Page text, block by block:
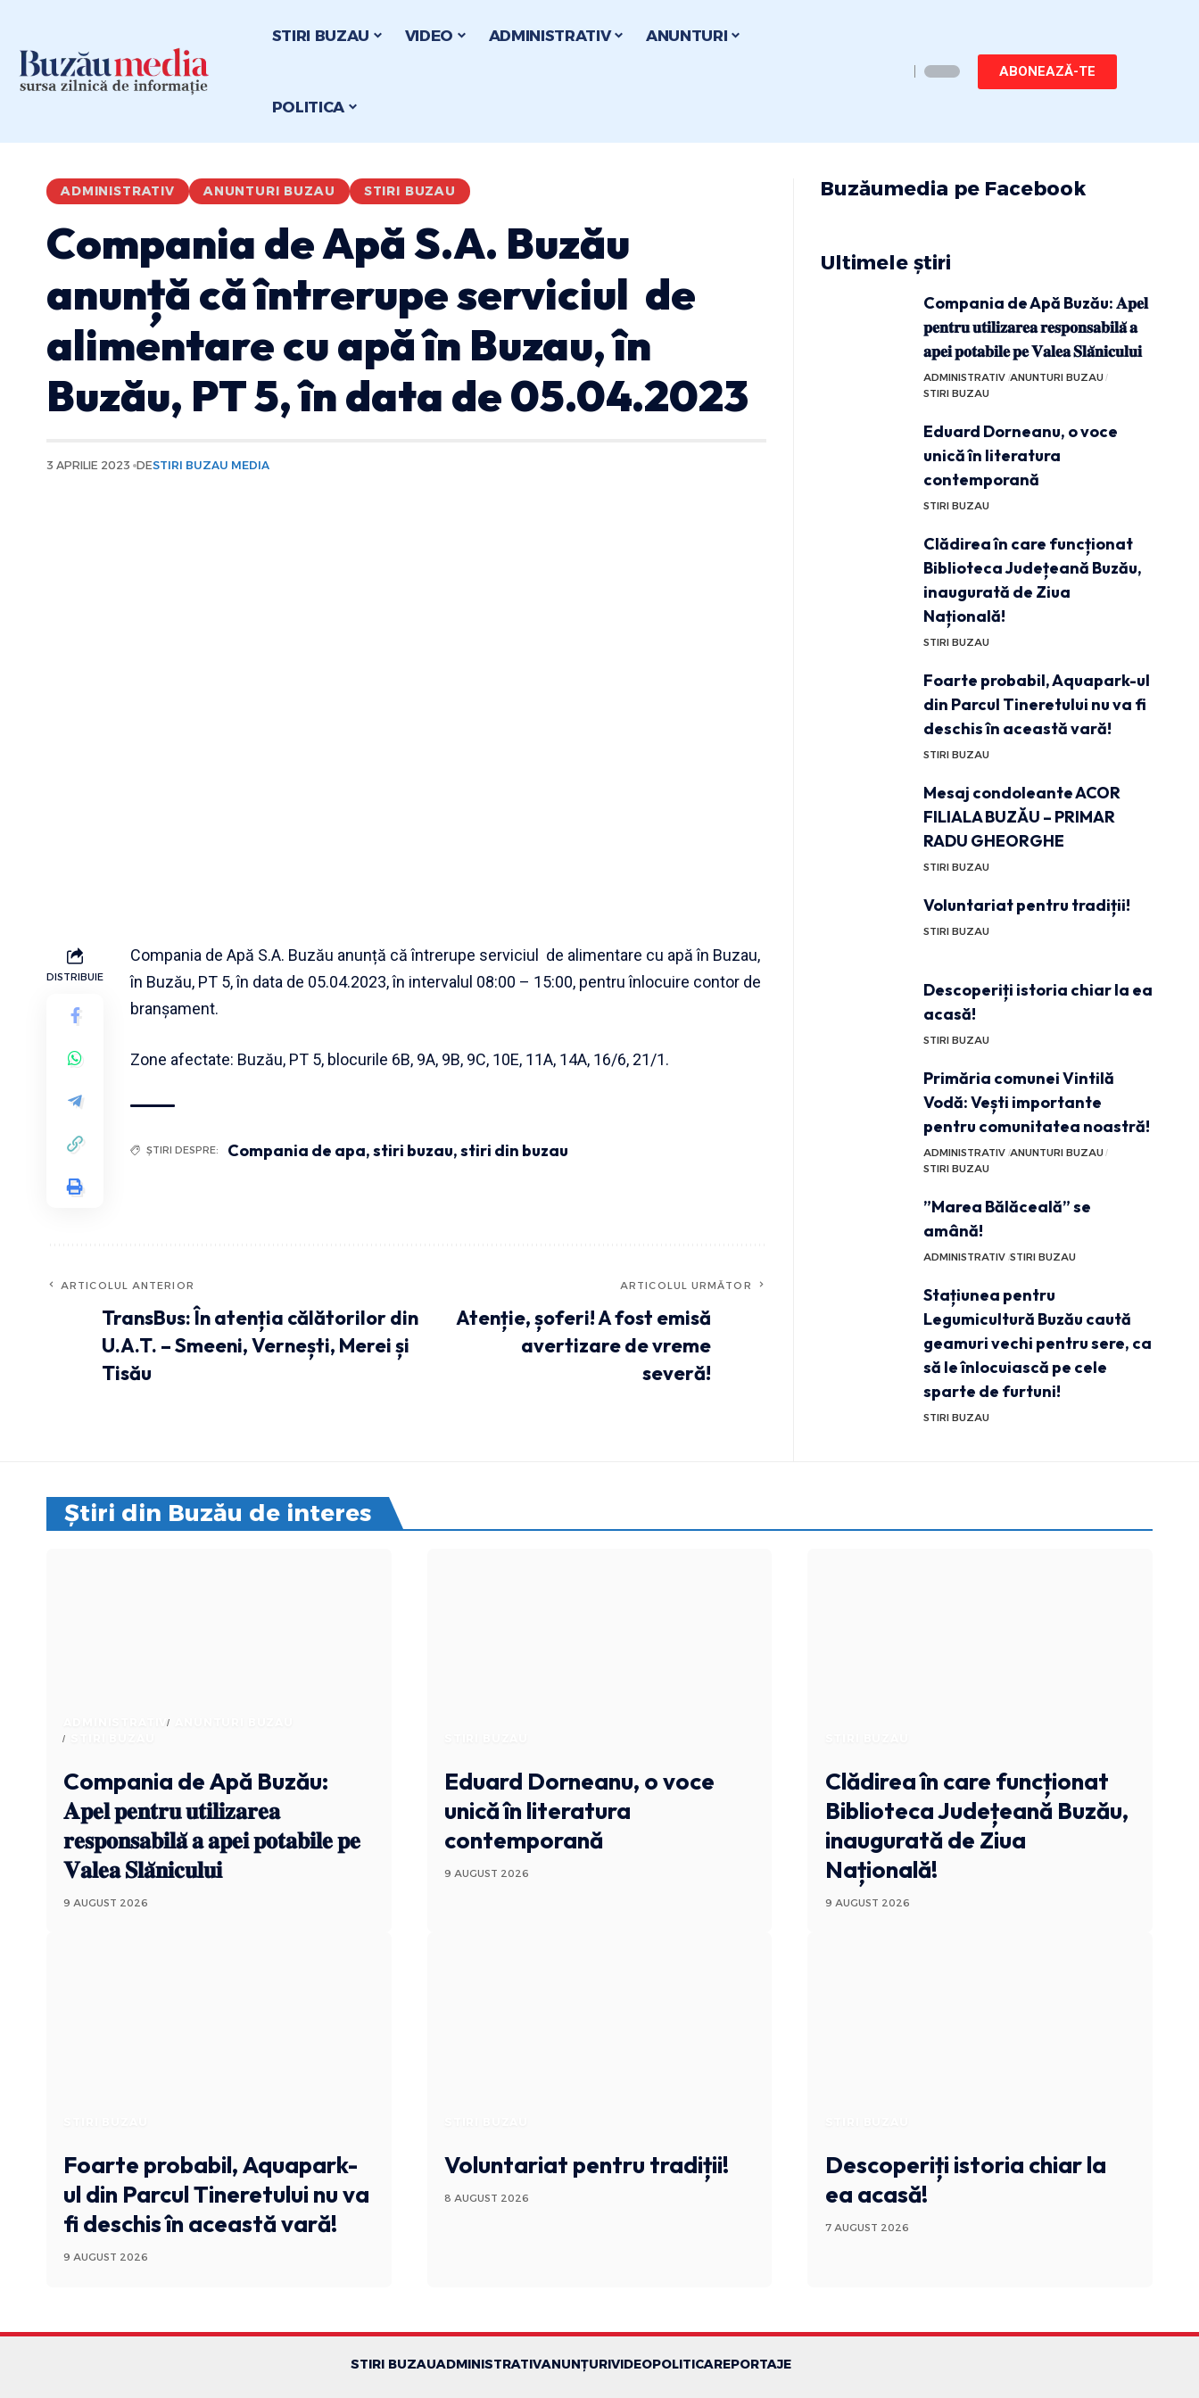
STIRI BUZAU VIDEO ADMINISTRATIV ANUNTURI
POLITICA
ABONEAZĂ-TE
ADMINISTRATIV ANUNTURI BUZAU STIRI BUZAU
Compania de Apă S.A. Buzău
anunță că întrerupe serviciul de
alimentare cu apă în Buzau, în
Buzău, PT 5, în data de 05.04.2023
3 APRILIE 2023 DESTIRI BUZAU MEDIA
DISTRIBUIE
Compania de Apă S.A. Buzău anunță că întrerupe serviciul de alimentare cu apă în Buzau,
în Buzău, PT 5, în data de 05.04.2023, în intervalul 08:00 – 15:00, pentru înlocuire contor de
branșament.
Zone afectate: Buzău, PT 5, blocurile 6B, 9A, 9B, 9C, 10E, 11A, 14A, 16/6, 21/1.
ȘTIRI DESPRE: Compania de apa,stiri buzau,stiri din buzau
ARTICOLUL ANTERIOR
TransBus: În atenția călătorilor din
U.A.T. – Smeeni, Vernești, Merei și
Tisău
ARTICOLUL URMĂTOR
Atenție, șoferi! A fost emisă
avertizare de vreme
severă!
Buzăumedia pe Facebook
Ultimele știri
Compania de Apă Buzău: 𝐀𝐩𝐞𝐥
𝐩𝐞𝐧𝐭𝐫𝐮 𝐮𝐭𝐢𝐥𝐢𝐳𝐚𝐫𝐞𝐚 𝐫𝐞𝐬𝐩𝐨𝐧𝐬𝐚𝐛𝐢𝐥𝐚̆ 𝐚
𝐚𝐩𝐞𝐢 𝐩𝐨𝐭𝐚𝐛𝐢𝐥𝐞 𝐩𝐞 𝐕𝐚𝐥𝐞𝐚 𝐒𝐥𝐚̆𝐧𝐢𝐜𝐮𝐥𝐮𝐢
ADMINISTRATIV ANUNTURI BUZAU
STIRI BUZAU
Eduard Dorneanu, o voce
unică în literatura
contemporană
STIRI BUZAU
Clădirea în care funcționat
Biblioteca Județeană Buzău,
inaugurată de Ziua
Națională!
STIRI BUZAU
Foarte probabil, Aquapark-ul
din Parcul Tineretului nu va fi
deschis în această vară!
STIRI BUZAU
Mesaj condoleante ACOR
FILIALA BUZĂU – PRIMAR
RADU GHEORGHE
STIRI BUZAU
Voluntariat pentru tradiții!
STIRI BUZAU
Descoperiți istoria chiar la ea
acasă!
STIRI BUZAU
Primăria comunei Vintilă
Vodă: Vești importante
pentru comunitatea noastră!
ADMINISTRATIV ANUNTURI BUZAU
STIRI BUZAU
”Marea Bălăceală” se
amână!
ADMINISTRATIV STIRI BUZAU
Stațiunea pentru
Legumicultură Buzău caută
geamuri vechi pentru sere, ca
să le înlocuiască pe cele
sparte de furtuni!
STIRI BUZAU
Știri din Buzău de interes
ADMINISTRATIV
Compania de Apă Buzău:
𝐀𝐩𝐞𝐥 𝐩𝐞𝐧𝐭𝐫𝐮 𝐮𝐭𝐢𝐥𝐢𝐳𝐚𝐫𝐞𝐚
𝐫𝐞𝐬𝐩𝐨𝐧𝐬𝐚𝐛𝐢𝐥𝐚̆ 𝐚 𝐚𝐩𝐞𝐢 𝐩𝐨𝐭𝐚𝐛𝐢𝐥𝐞 𝐩𝐞
𝐕𝐚𝐥𝐞𝐚 𝐒𝐥𝐚̆𝐧𝐢𝐜𝐮𝐥𝐮𝐢
9 AUGUST 2026
Eduard Dorneanu, o voce
unică în literatura
contemporană
9 AUGUST 2026
Clădirea în care funcționat
Biblioteca Județeană Buzău,
inaugurată de Ziua
Națională!
9 AUGUST 2026
Foarte probabil, Aquapark-
ul din Parcul Tineretului nu va
fi deschis în această vară!
9 AUGUST 2026
Voluntariat pentru tradiții!
8 AUGUST 2026
Descoperiți istoria chiar la
ea acasă!
7 AUGUST 2026
STIRI BUZAUADMINISTRATIVANUNȚURIVIDEOPOLITICAREPORTAJE